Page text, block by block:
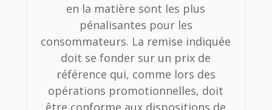
en la matière sont les plus
pénalisantes pour les
consommateurs. La remise indiquée
doit se fonder sur un prix de
référence qui, comme lors des
opérations promotionnelles, doit
être conforme aux dispositions de